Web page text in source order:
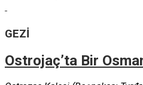
GEZI
Ostrojaç’ta Bir